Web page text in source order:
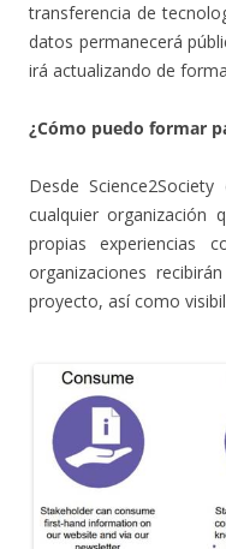
transferencia de
datos permanecerá
irá actualizando de
¿Cómo puedo formar
Desde
cualquier organización
propias experiencias
organizaciones
proyecto, así como